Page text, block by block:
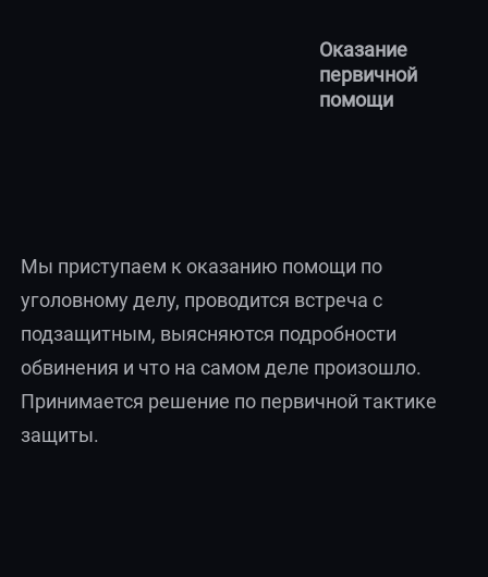
Оказание
первичной
помощи
Мы приступаем к оказанию помощи по
уголовному делу, проводится встреча с
подзащитным, выясняются подробности
обвинения и что на самом деле произошло.
Принимается решение по первичной тактике
защиты.